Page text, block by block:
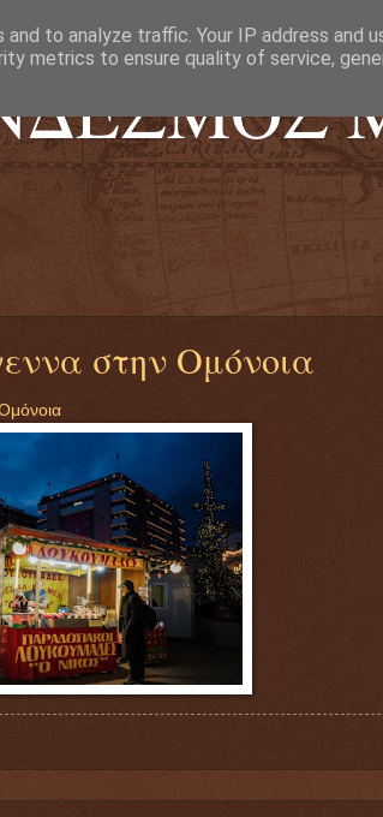
στην Ομόνοια
to analyze traffic. Your IP address and
metrics to ensure quality of service,